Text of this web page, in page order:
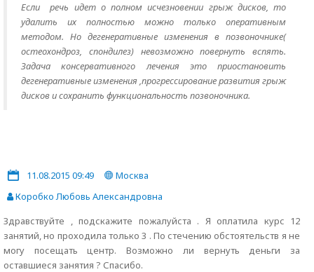
Если речь идет о полном исчезновении грыж дисков, то
удалить их полностью можно только оперативным
методом. Но дегенеративные изменения в позвоночнике(
остеохондроз, спондилез) невозможно повернуть вспять.
Задача консервативного лечения это приостановить
дегенеративные изменения ,прогрессирование развития грыж
дисков и сохранить функциональность позвоночника.
11.08.2015 09:49
Москва
Коробко Любовь Александровна
Здравствуйте , подскажите пожалуйста . Я оплатила курс 12
занятий, но проходила только 3 . По стечению обстоятельств я не
могу посещать центр. Возможно ли вернуть деньги за
оставшиеся занятия ? Спасибо.